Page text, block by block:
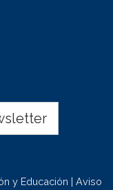
y Educación | Aviso